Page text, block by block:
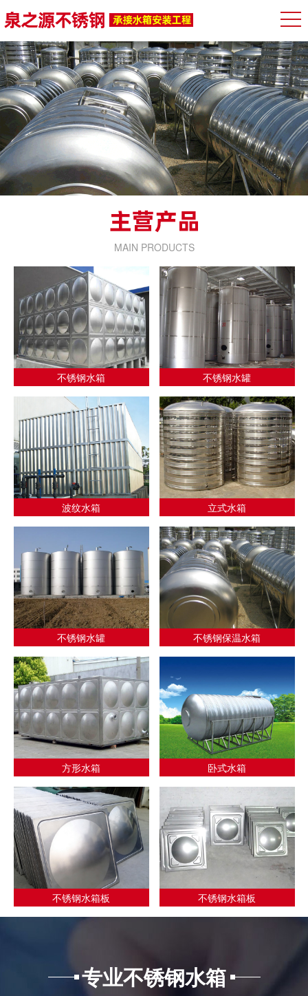
MAIN PRODUCTS
不锈钢水箱 不锈钢水罐
波纹水箱 立式水箱
不锈钢水罐 不锈钢保温水箱
方形水箱 卧式水箱
不锈钢水箱板 不锈钢水箱板
专业不锈钢水箱